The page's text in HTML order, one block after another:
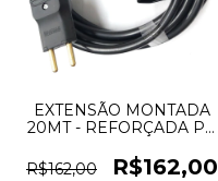
EXTENSÃO MONTADA
20MT - REFORÇADA PP
R$162,00
R$162,00